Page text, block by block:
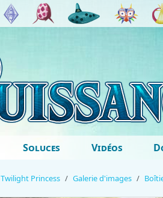
Soluces Vidéos
Twilight Princess Galerie d'images